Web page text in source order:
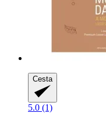
Cesta
5.0 (1)